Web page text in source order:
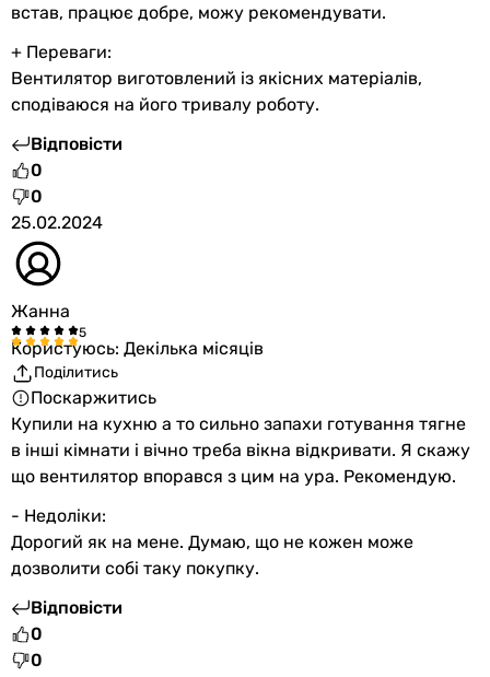
встав, працює добре, можу рекомендувати.
+ Переваги:
Вентилятор виготовлений із якісних матеріалів,
сподіваюся на його тривалу роботу.
Відповісти
0
0
25.02.2024
Жанна
Користуюсь: Декілька місяців
Поділитись
Поскаржитись
Купили на кухню а то сильно запахи готування тягне
в інші кімнати і вічно треба вікна відкривати. Я скажу
що вентилятор впорався з цим на ура. Рекомендую.
- Недоліки:
Дорогий як на мене. Думаю, що не кожен може
дозволити собі таку покупку.
Відповісти
0
0